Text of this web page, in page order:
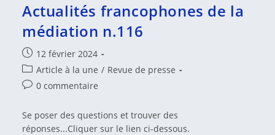
Médiation
N.117
Actualités francophones de la
médiation n.116
Publication
publiée :
12 février 2024
Post
category:
Article à la une / Revue de presse
Commentaires
la
publication :
0 commentaire
Se poser des questions et trouver des
réponses...Cliquer sur le lien ci-dessous.